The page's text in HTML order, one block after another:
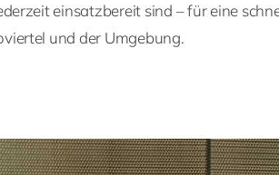
einsatzbereit sind – für eine
und der Umgebung.